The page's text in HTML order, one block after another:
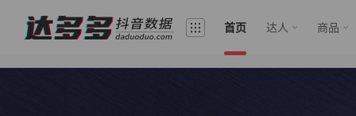
首页 达人 商品